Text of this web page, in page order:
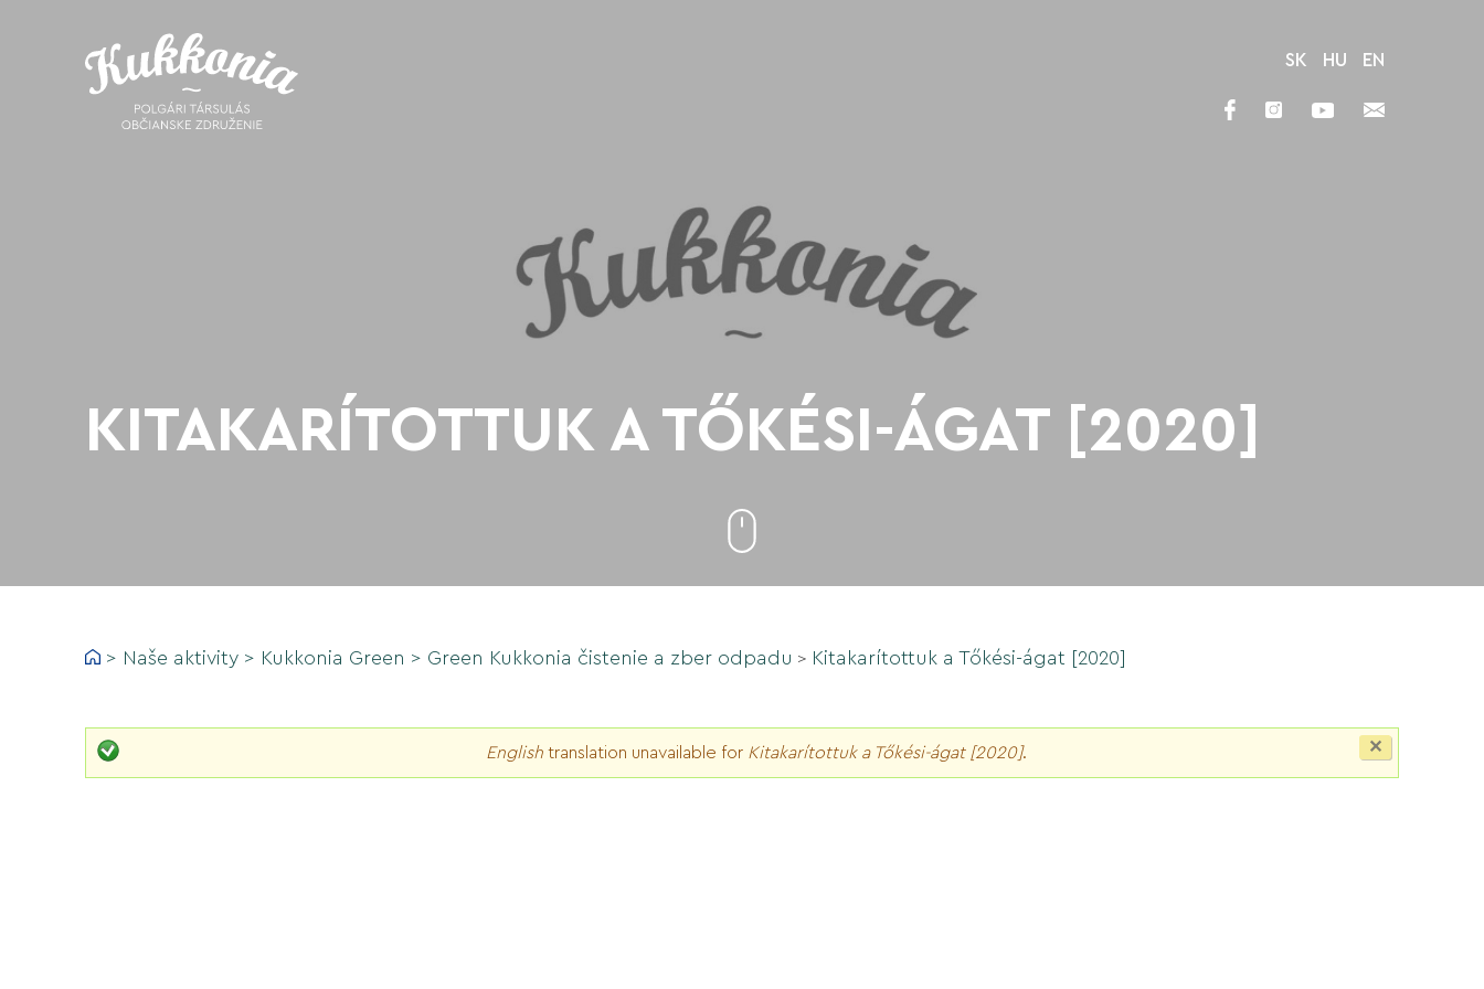
KITAKARÍTOTTUK A TŐKÉSI-ÁGAT [2020]
SK HU EN
> Naše aktivity > Kukkonia Green > Green Kukkonia čistenie a zber odpadu > Kitakarítottuk a Tőkési-ágat [2020]
English translation unavailable for Kitakarítottuk a Tőkési-ágat [2020].